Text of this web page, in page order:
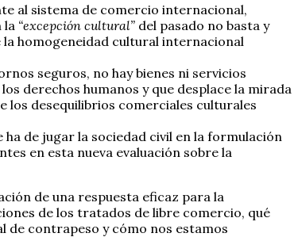
al sistema de comercio internacional,
la “excepción cultural” del pasado no basta y
homogeneidad cultural internacional
seguros, no hay bienes ni servicios
derechos humanos y que desplace la mirada
los desequilibrios comerciales culturales
de jugar la sociedad civil en la formulación
en esta nueva evaluación sobre la
de una respuesta eficaz para la
de los tratados de libre comercio, qué
de contrapeso y cómo nos estamos